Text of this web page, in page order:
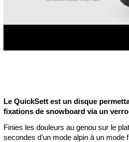
Le QuickSett est un disque
fixations de snowboard via un
Finies les douleurs au genou sur le
secondes d’un mode alpin à un